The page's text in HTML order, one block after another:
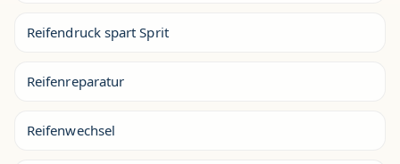
Reifendruck spart Sprit
Reifenreparatur
Reifenwechsel